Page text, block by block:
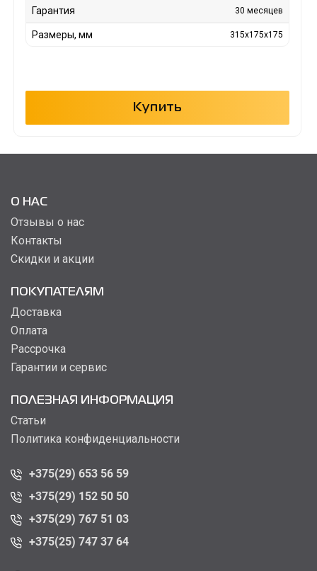
Гарантия 30 месяцев
Размеры, мм 315x175x175
Купить
О НАС
Отзывы о нас
Контакты
Скидки и акции
ПОКУПАТЕЛЯМ
Доставка
Оплата
Рассрочка
Гарантии и сервис
ПОЛЕЗНАЯ ИНФОРМАЦИЯ
Статьи
Политика конфиденциальности
+375(29) 653 56 59
+375(29) 152 50 50
+375(29) 767 51 03
+375(25) 747 37 64